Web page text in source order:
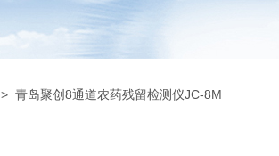
> 青岛聚创8通道农药残留检测仪JC-8M